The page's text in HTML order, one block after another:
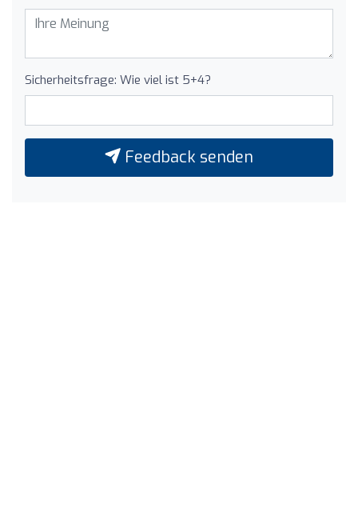
Sicherheitsfrage: Wie viel ist 5+4?
Feedback senden